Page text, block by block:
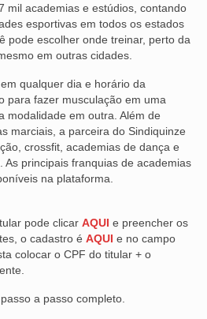
CAMPOS
PRETO
mil academias e estúdios, contando
esportivas em todos os estados
pode escolher onde treinar, perto da
em outras cidades.
qualquer dia e horário da
para fazer musculação em uma
modalidade em outra. Além de
marciais, a parceira do Sindiquinze
crossfit, academias de dança e
As principais franquias de academias
na plataforma.
pode clicar AQUI e preencher os
o cadastro é AQUI e no campo
colocar o CPF do titular + o
a passo completo.